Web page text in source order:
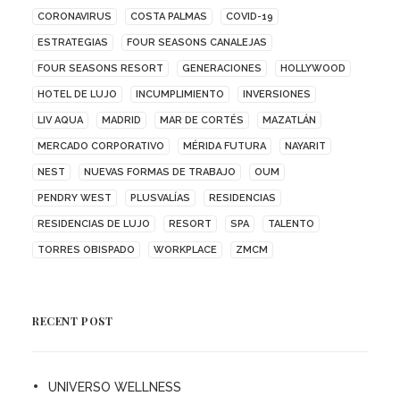
CORONAVIRUS COSTA PALMAS COVID-19
ESTRATEGIAS FOUR SEASONS CANALEJAS
FOUR SEASONS RESORT GENERACIONES HOLLYWOOD
HOTEL DE LUJO INCUMPLIMIENTO INVERSIONES
LIV AQUA MADRID MAR DE CORTÉS MAZATLÁN
MERCADO CORPORATIVO MÉRIDA FUTURA NAYARIT
NEST NUEVAS FORMAS DE TRABAJO OUM
PENDRY WEST PLUSVALÍAS RESIDENCIAS
RESIDENCIAS DE LUJO RESORT SPA TALENTO
TORRES OBISPADO WORKPLACE ZMCM
RECENT POST
UNIVERSO WELLNESS